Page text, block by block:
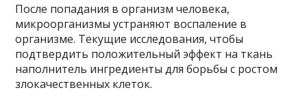
После попадания в организм человека,
микроорганизмы устраняют воспаление в
организме. Текущие исследования, чтобы
подтвердить положительный эффект на ткань
наполнитель ингредиенты для борьбы с ростом
злокачественных клеток.